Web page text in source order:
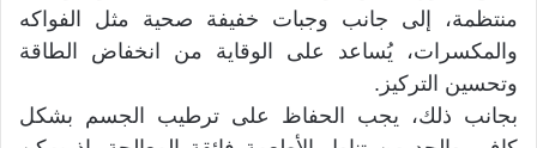
منتظمة، إلى جانب وجبات خفيفة صحية مثل الفواكه
والمكسرات، يُساعد على الوقاية من انخفاض الطاقة
وتحسين التركيز.
بجانب ذلك، يجب الحفاظ على ترطيب الجسم بشكل